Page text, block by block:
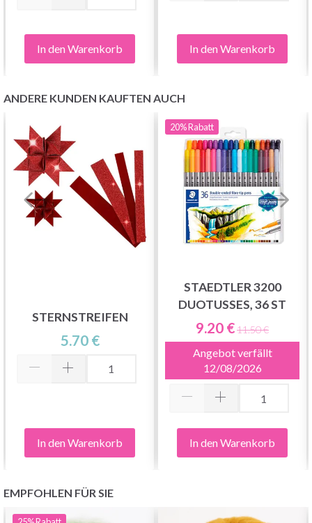
In den Warenkorb In den Warenkorb
ANDERE KUNDEN KAUFTEN AUCH
STERNSTREIFEN
5.70 €
In den Warenkorb
20%Rabatt
STAEDTLER 3200
DUOTUSSES, 36 ST
9.20 €11.50 €
Angebot verfällt
12/08/2026
In den Warenkorb
EMPFOHLEN FÜR SIE
Sparen Sie bis zu 50%
Werden Sie Teil unserer Garn-Community
und erhalten Sie exklusiven Zugang zu
Angeboten!
Jetzt anmelden